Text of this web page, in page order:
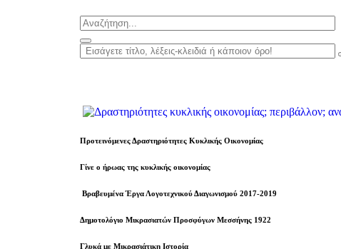
Προτεινόμενες Δραστηριότητες Κυκλικής Οικονομίας
Γίνε ο ήρωας της κυκλικής οικονομίας
Βραβευµένα Έργα Λογοτεχνικού Διαγωνισμού 2017-2019
Δημοτολόγιο Μικρασιατών Προσφύγων Μεσσήνης 1922
Γλυκά με Μικρασιάτικη Ιστορία